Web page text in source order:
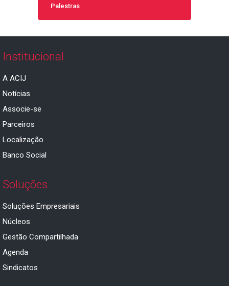
Palestras
Institucional
A ACIJ
Notícias
Associe-se
Parceiros
Localização
Banco Social
Soluções
Soluções Empresariais
Núcleos
Gestão Compartilhada
Agenda
Sindicatos